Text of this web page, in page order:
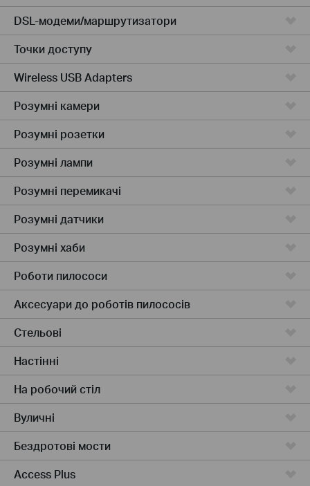
DSL-модеми/маршрутизатори
Точки доступу
Wireless USB Adapters
Розумні камери
Розумні розетки
Розумнi лампи
Розумні перемикачі
Розумні датчики
Розумні хаби
Роботи пилососи
Аксесуари до роботів пилососів
Стельові
Настінні
На робочий стіл
Вуличні
Бездротові мости
Access Plus